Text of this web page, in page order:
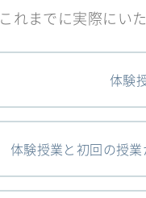
これまでに実際にい
体験
体験授業と初回の授